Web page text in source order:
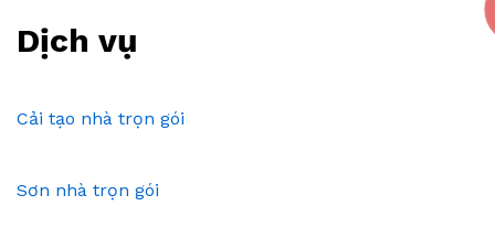
Dịch vụ
Cải tạo nhà trọn gói
Sơn nhà trọn gói